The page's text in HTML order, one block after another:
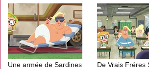
Une armée de Sardines